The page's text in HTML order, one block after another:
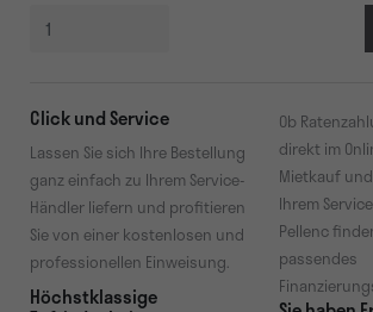
Click und Service
Lassen Sie sich Ihre Bestellung
ganz einfach zu Ihrem Service-
Händler liefern und profitieren
Sie von einer kostenlosen und
professionellen Einweisung.
Höchstklassige
Ob
direkt im
Mietkauf
Ihrem
Pellenc
passendes